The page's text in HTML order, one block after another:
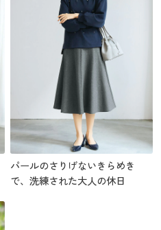
パールのさりげないきらめき
で、洗練された大人の休日